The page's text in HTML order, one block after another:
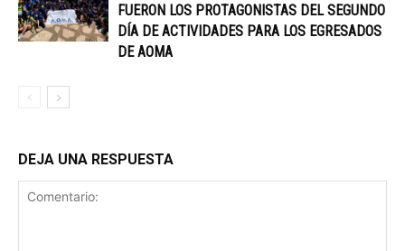
FUERON LOS PROTAGONISTAS DEL SEGUNDO
DÍA DE ACTIVIDADES PARA LOS EGRESADOS
DE AOMA
DEJA UNA RESPUESTA